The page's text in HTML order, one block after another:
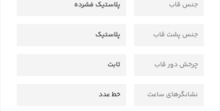
جنس قاب پلاستیک فشرده
جنس پشت قاب پلاستیک
چرخش دور قاب ثابت
نشانگرهای ساعت خط عدد